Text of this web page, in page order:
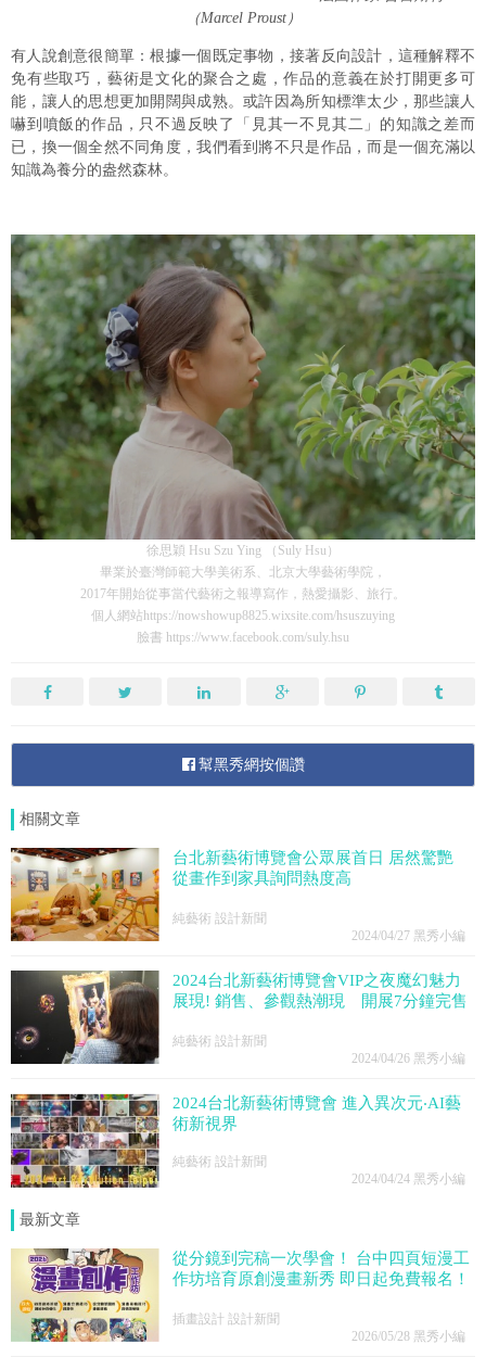
（Marcel Proust）
有人說創意很簡單：根據一個既定事物，接著反向設計，這種解釋不
免有些取巧，藝術是文化的聚合之處，作品的意義在於打開更多可
能，讓人的思想更加開闊與成熟。或許因為所知標準太少，那些讓人
嚇到噴飯的作品，只不過反映了「見其一不見其二」的知識之差而
已，換一個全然不同角度，我們看到將不只是作品，而是一個充滿以
知識為養分的盎然森林。
徐思穎 Hsu Szu Ying （Suly Hsu）
畢業於臺灣師範大學美術系、北京大學藝術學院，
2017年開始從事當代藝術之報導寫作，熱愛攝影、旅行。
個人網站https://nowshowup8825.wixsite.com/hsuszuying
臉書 https://www.facebook.com/suly.hsu
幫黑秀網按個讚
相關文章
台北新藝術博覽會公眾展首日 居然驚艷
從畫作到家具詢問熱度高
純藝術 設計新聞
2024/04/27黑秀小編
2024台北新藝術博覽會VIP之夜魔幻魅力
展現! 銷售、參觀熱潮現 開展7分鐘完售
純藝術 設計新聞
2024/04/26黑秀小編
2024台北新藝術博覽會 進入異次元‧AI藝
術新視界
純藝術 設計新聞
2024/04/24黑秀小編
最新文章
從分鏡到完稿一次學會！ 台中四頁短漫工
作坊培育原創漫畫新秀 即日起免費報名！
插畫設計 設計新聞
2026/05/28黑秀小編